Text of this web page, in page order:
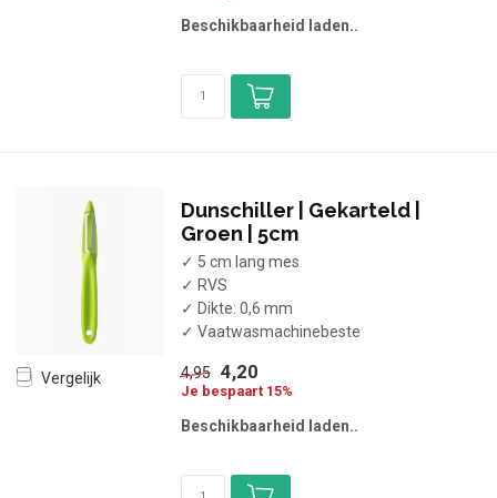
Beschikbaarheid laden..
Vergelijk
Dunschiller | Gekarteld |
Groen | 5cm
✓ 5 cm lang mes
✓ RVS
✓ Dikte: 0,6 mm
✓ Vaatwasmachinebeste
4,95 4,20
Je bespaart 15%
Beschikbaarheid laden..